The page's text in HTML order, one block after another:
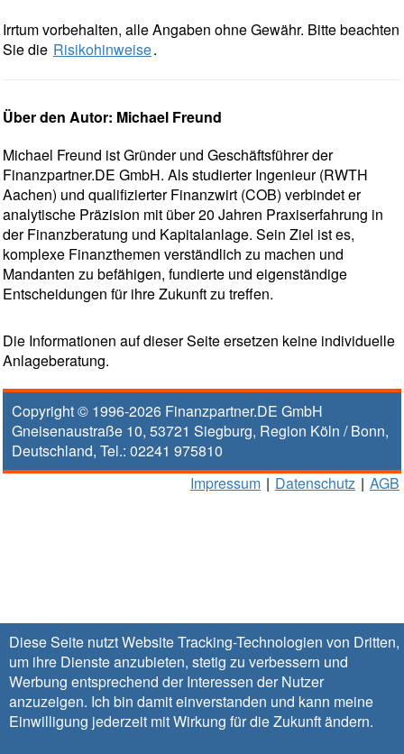
Diese Seite nutzt Website Tracking-Technologien von Dritten,
um ihre Dienste anzubieten, stetig zu verbessern und
Werbung entsprechend der Interessen der Nutzer
anzuzeigen. Ich bin damit einverstanden und kann meine
Einwilligung jederzeit mit Wirkung für die Zukunftändern.
Irrtum vorbehalten, alle Angaben ohne Gewähr. Bitte beachten
Sie die Risikohinweise.
Über den Autor: Michael Freund
Michael Freund ist Gründer und Geschäftsführer der
Finanzpartner.DE GmbH. Als studierter Ingenieur (RWTH
Aachen) und qualifizierter Finanzwirt (COB) verbindet er
analytische Präzision mit über 20 Jahren Praxiserfahrung in
der Finanzberatung und Kapitalanlage. Sein Ziel ist es,
komplexe Finanzthemen verständlich zu machen und
Mandanten zu befähigen, fundierte und eigenständige
Entscheidungen für ihre Zukunft zu treffen.
Die Informationen auf dieser Seite ersetzen keine individuelle
Anlageberatung.
Copyright © 1996-2026 Finanzpartner.DE GmbH
Gneisenaustraße 10, 53721 Siegburg, Region Köln / Bonn,
Deutschland, Tel.: 02241 975810
Impressum | Datenschutz | AGB